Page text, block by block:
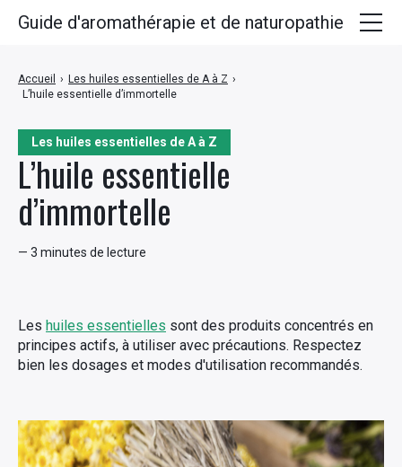
Les huiles essentielles de A à Z
L’huile essentielle
d’immortelle
— 3 minutes de lecture
Accueil › Les huiles essentielles de A à Z ›
L’huile essentielle d’immortelle
Les huiles essentielles sont des produits concentrés en
principes actifs, à utiliser avec précautions. Respectez
bien les dosages et modes d'utilisation recommandés.
Guide d'aromathérapie et de naturopathie
Plantes médicinales
Huiles végétales
Recettes